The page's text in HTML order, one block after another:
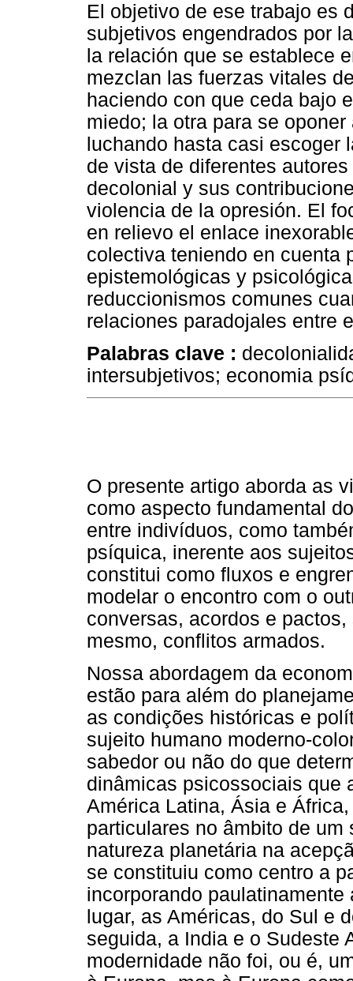
El objetivo de ese trabajo es
subjetivos engendrados por
la relación que se establece
mezclan las fuerzas vitales
haciendo con que ceda bajo
miedo; la otra para se
luchando hasta casi escoger
de vista de diferentes
decolonial y sus
violencia de la opresión. El
en relievo el enlace
colectiva teniendo en cuenta
epistemológicas y
reduccionismos comunes
relaciones paradojales entre
Palabras clave :
intersubjetivos; economia
O presente artigo aborda as
como aspecto fundamental
entre indivíduos, como
psíquica, inerente aos
constitui como fluxos e
modelar o encontro com o
conversas, acordos e
mesmo, conflitos armados.
Nossa abordagem da
estão para além do
as condições históricas e
sujeito humano moderno-
sabedor ou não do que
dinâmicas psicossociais que
América Latina, Ásia e
particulares no âmbito de
natureza planetária na
se constituiu como centro a
incorporando
lugar, as Américas, do Sul e
seguida, a India e o Sudeste
modernidade não foi, ou é,